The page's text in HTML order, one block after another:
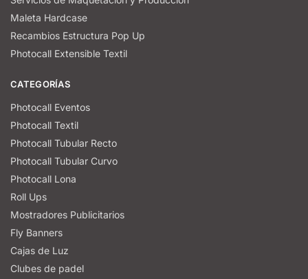
Maleta Hardcase
Recambios Estructura Pop Up
Photocall Extensible Textil
CATEGORÍAS
Photocall Eventos
Photocall Textil
Photocall Tubular Recto
Photocall Tubular Curvo
Photocall Lona
Roll Ups
Mostradores Publicitarios
Fly Banners
Cajas de Luz
Clubes de padel